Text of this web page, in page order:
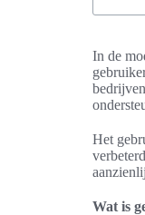
In de
Het
Wat is